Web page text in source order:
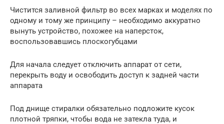
Чистится заливной фильтр во всех марках и моделях по
одному и тому же принципу – необходимо аккуратно
вынуть устройство, похожее на наперсток,
воспользовавшись плоскогубцами
Для начала следует отключить аппарат от сети,
перекрыть воду и освободить доступ к задней части
аппарата
Под днище стиралки обязательно подложите кусок
плотной тряпки, чтобы вода не затекла туда, и